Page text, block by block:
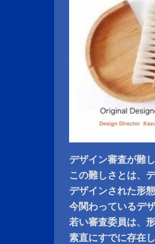
デザイン審査が難
この難しさとは、
デザインされた形
今関わっているデ
若い審査委員は、
素直にすでに存在